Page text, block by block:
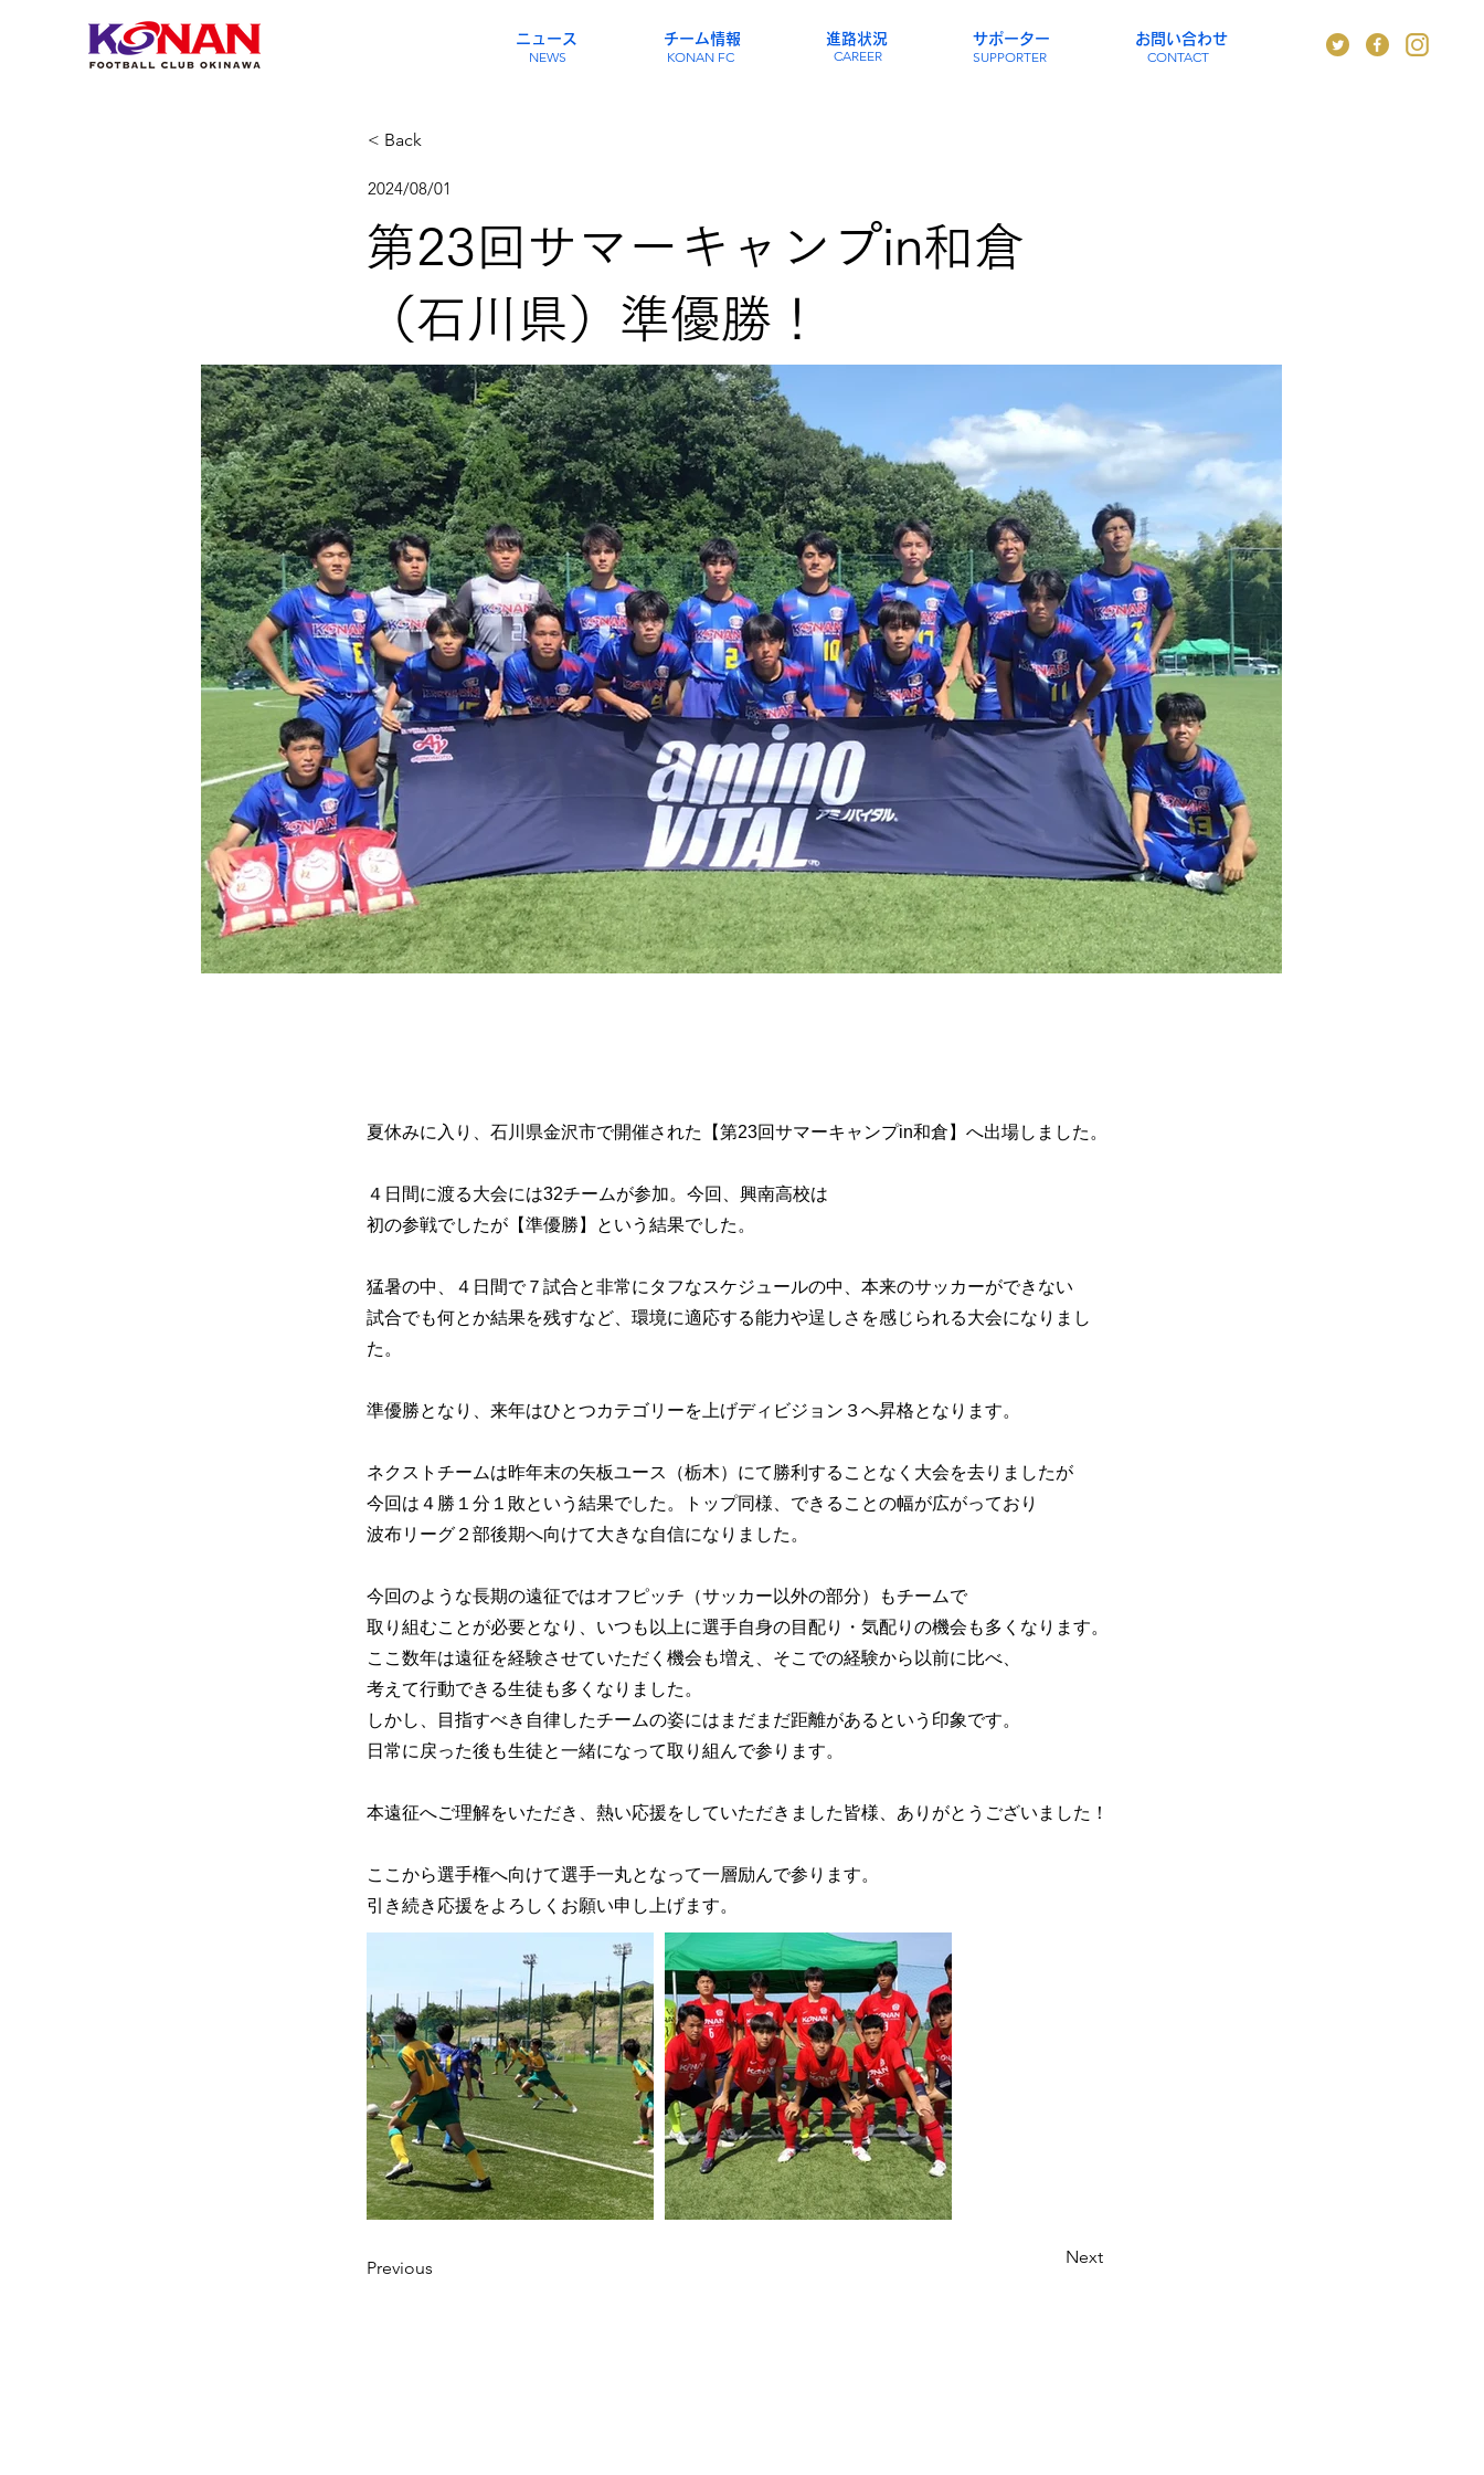
NEWS KONAN FC SUPPORTER CONTACT
CAREER
ニュース チーム情報 進路状況 サポーター お問い合わせ
< Back
2024/08/01
第23回サマーキャンプin和倉
（石川県）準優勝！
夏休みに入り、石川県金沢市で開催された【第23回サマーキャンプin和倉】へ出場しました。
４日間に渡る大会には32チームが参加。今回、興南高校は
初の参戦でしたが【準優勝】という結果でした。
猛暑の中、４日間で７試合と非常にタフなスケジュールの中、本来のサッカーができない
試合でも何とか結果を残すなど、環境に適応する能力や逞しさを感じられる大会になりまし
た。
準優勝となり、来年はひとつカテゴリーを上げディビジョン３へ昇格となります。
ネクストチームは昨年末の矢板ユース（栃木）にて勝利することなく大会を去りましたが
今回は４勝１分１敗という結果でした。トップ同様、できることの幅が広がっており
波布リーグ２部後期へ向けて大きな自信になりました。
今回のような長期の遠征ではオフピッチ（サッカー以外の部分）もチームで
取り組むことが必要となり、いつも以上に選手自身の目配り・気配りの機会も多くなります。
ここ数年は遠征を経験させていただく機会も増え、そこでの経験から以前に比べ、
考えて行動できる生徒も多くなりました。
しかし、目指すべき自律したチームの姿にはまだまだ距離があるという印象です。
日常に戻った後も生徒と一緒になって取り組んで参ります。
本遠征へご理解をいただき、熱い応援をしていただきました皆様、ありがとうございました！
ここから選手権へ向けて選手一丸となって一層励んで参ります。
引き続き応援をよろしくお願い申し上げます。
Previous
Next